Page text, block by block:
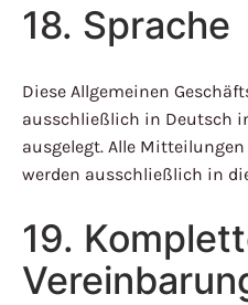
18. Sprache
Diese Allgemeinen
ausschließlich in Deutsch
ausgelegt. Alle
werden ausschließlich in
19.